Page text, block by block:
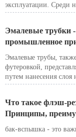
эксплуатации. Среди
труба, неподвижный
вариант для вашего
Эмалевые трубки -
промышленное
Эмалевые трубы,
футеровкой,
путем нанесения
поверхность труб из
прочность стали с
эмалевые трубы
Что такое флэш-
Принципы,
бак-вспышка - это